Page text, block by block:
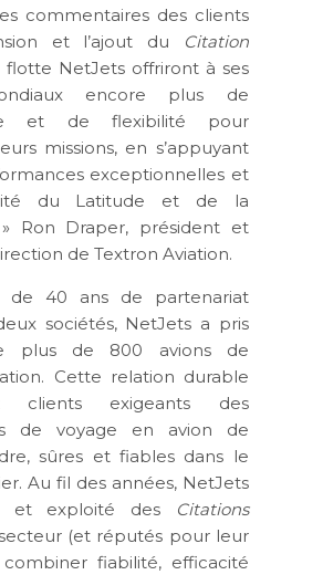
commentaires des clients
et l’ajout du
Citation
NetJets offriront à ses
encore plus de
et de flexibilité pour
missions, en s’appuyant
exceptionnelles et
du Latitude et de la
» Ron Draper, président et
de Textron Aviation.
de 40 ans de partenariat
sociétés, NetJets a pris
plus de 800 avions de
Cette relation durable
clients exigeants des
de voyage en avion de
sûres et fiables dans le
Au fil des années, NetJets
et exploité des
Citations
(et réputés pour leur
fiabilité, efficacité